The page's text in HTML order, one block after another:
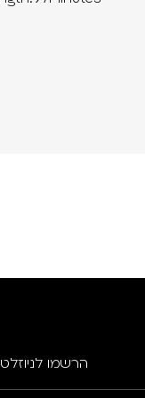
הרשמו